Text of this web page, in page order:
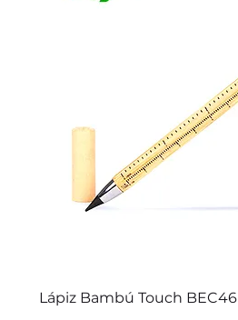
Lápiz Bambú Touch BEC46